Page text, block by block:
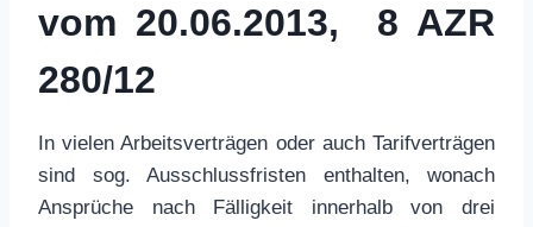
vom 20.06.2013, 8 AZR
280/12
In vielen Arbeitsverträgen oder auch Tarifverträgen
sind sog. Ausschlussfristen enthalten, wonach
Ansprüche nach Fälligkeit innerhalb von drei